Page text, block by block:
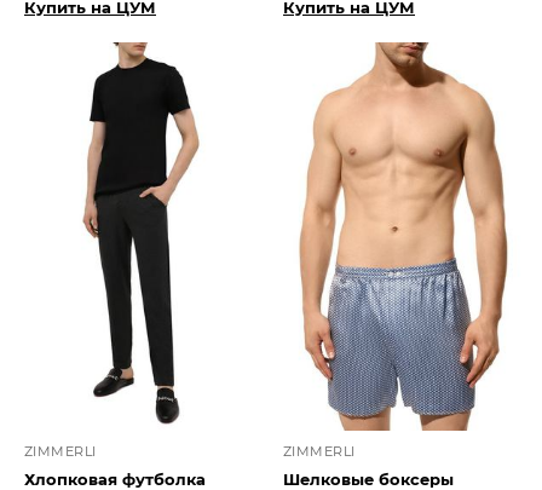
Купить на ЦУМ Купить на ЦУМ
ZIMMERLI
Хлопковая футболка
ZIMMERLI
Шелковые боксеры